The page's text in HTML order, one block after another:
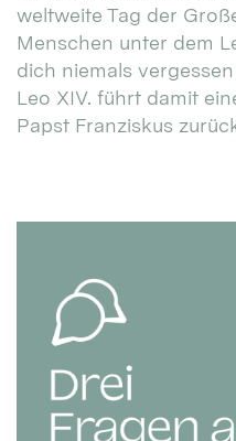
weltweite Tag der
Menschen unter dem
dich niemals
Leo XIV. führt damit
Papst Franziskus